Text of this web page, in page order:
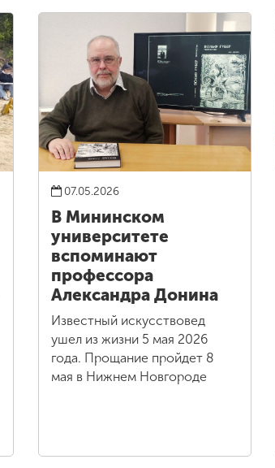
07.05.2026
В Мининском
университете
вспоминают
профессора
Александра Донина
Известный искусствовед
ушел из жизни 5 мая 2026
года. Прощание пройдет 8
мая в Нижнем Новгороде